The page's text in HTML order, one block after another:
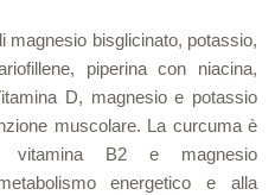
magnesio bisglicinato, potassio,
piperina con niacina,
D, magnesio e potassio
muscolare. La curcuma è
vitamina B2 e magnesio
energetico e alla